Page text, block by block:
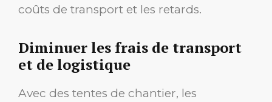
coûts de transport et les retards.
Diminuer les frais de transport
et de logistique
Avec des tentes de chantier, les